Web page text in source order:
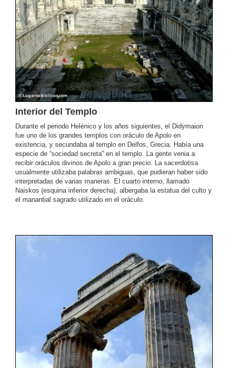
Interior del Templo
Durante el periodo Helénico y los años siguientes, el Didymaion
fue uno de los grandes templos con oráculo de Apolo en
existencia, y secundaba al templo en Delfos, Grecia. Había una
especie de “sociedad secreta” en el templo. La gente venia a
recibir oráculos divinos de Apolo a gran precio. La sacerdotisa
usualmente utilizaba palabras ambiguas, que pudieran haber sido
interpretadas de varias maneras. El cuarto interno, llamado
Naiskos (esquina inferior derecha), albergaba la estatua del culto y
el manantial sagrado utilizado en el oráculo.